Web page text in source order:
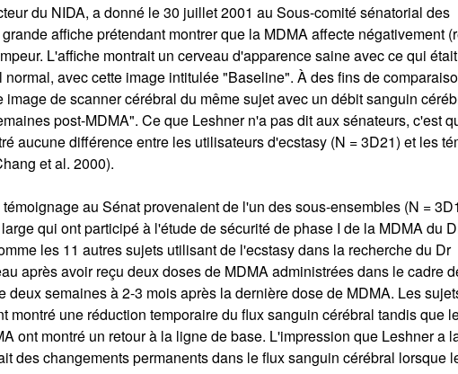
du NIDA, a donné le 30 juillet 2001 au Sous-comité sénatorial des
affiche prétendant montrer que la MDMA affecte négativement
L'affiche montrait un cerveau d'apparence saine avec ce qui était
avec cette image intitulée "Baseline". À des fins de
de scanner cérébral du même sujet avec un débit sanguin
post-MDMA". Ce que Leshner n'a pas dit aux sénateurs, c'est
aucune différence entre les utilisateurs d'ecstasy (N = 3D21) et les
et al. 2000).
au Sénat provenaient de l'un des sous-ensembles (N =
qui ont participé à l'étude de sécurité de phase I de la MDMA du
les 11 autres sujets utilisant de l'ecstasy dans la recherche du Dr
après avoir reçu deux doses de MDMA administrées dans le cadre
deux semaines à 2-3 mois après la dernière dose de MDMA. Les
montré une réduction temporaire du flux sanguin cérébral tandis que
ont montré un retour à la ligne de base. L'impression que Leshner a
des changements permanents dans le flux sanguin cérébral lorsque